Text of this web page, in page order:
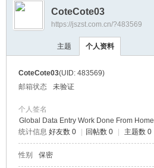
›
CoteCote03
https://jszst.com.cn/?483569
主题 个人资料
CoteCote03(UID: 483569)
邮箱状态
未验证
个人签名
Global Data Entry Work Done From Home
统计信息 好友数 0 回帖数 0 主题数 0
性别 保密